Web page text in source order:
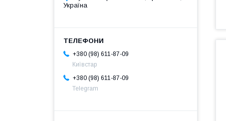
Україна
+380 (98) 611-87-09
Київстар
+380 (98) 611-87-09
Telegram